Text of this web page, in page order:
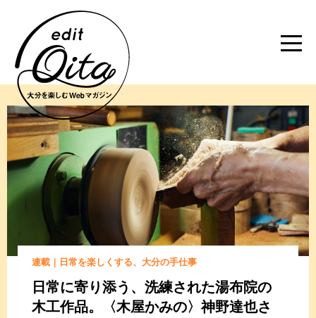
連載｜日常を楽しくする、大分の手仕事
日常に寄り添う、 洗練された湯布院の
木工作品。
〈木屋かみの〉神野達也さ